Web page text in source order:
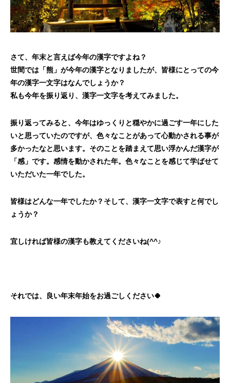
さて、年末と言えば今年の漢字ですよね？
世間では「熊」が今年の漢字となりましたが、皆様にとっての今
年の漢字一文字はなんでしょうか？
私も今年を振り返り、漢字一文字を考えてみました。
振り返ってみると、今年はゆっくりと穏やかに過ごす一年にした
いと思っていたのですが、色々なことがあって心動かされる事が
多かったなと思います。そのことを踏まえて思い浮かんだ漢字が
「感」です。感情を動かされた年。色々なことを感じて学ばせて
いただいた一年でした。
皆様はどんな一年でしたか？そして、漢字一文字で表すと何でし
ょうか？
宜しければ皆様の漢字も教えてくださいね(^^♪
それでは、良い年末年始をお過ごしください🍀